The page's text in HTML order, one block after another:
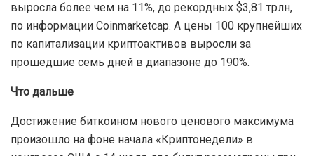
выросла более чем на 11%, до рекордных $3,81 трлн,
по информации Coinmarketcap. А цены 100 крупнейших
по капитализации криптоактивов выросли за
прошедшие семь дней в диапазоне до 190%.
Что дальше
Достижение биткоином нового ценового максимума
произошло на фоне начала «Криптонедели» в